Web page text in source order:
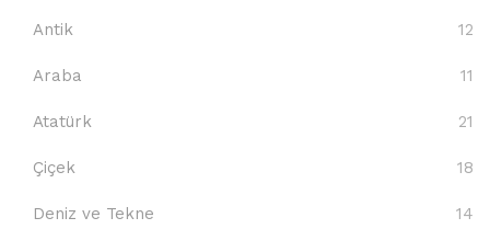
Antik 12
Araba 11
Atatürk 21
Çiçek 18
Deniz ve Tekne 14